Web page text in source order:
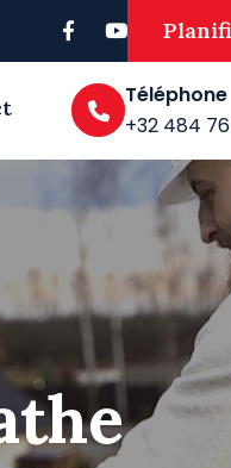
Téléphone
+32 484